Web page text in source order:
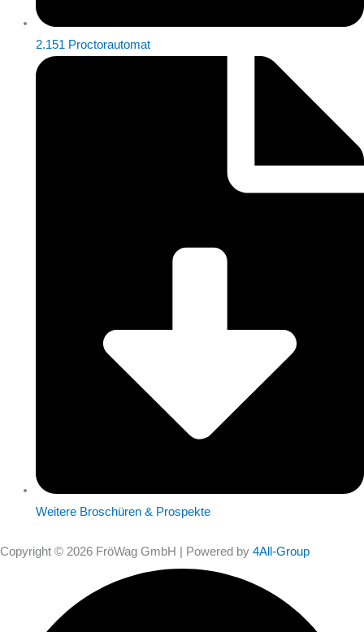
2.151 Proctorautomat
Weitere Broschüren & Prospekte
Copyright © 2026 FröWag GmbH | Powered by 4All-Group